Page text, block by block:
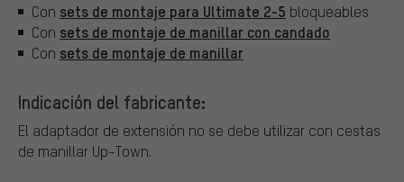
Con sets de montaje para Ultimate 2-5 bloqueables
Con sets de montaje de manillar con candado
Con sets de montaje de manillar
Indicación del fabricante:
El adaptador de extensión no se debe utilizar con cestas
de manillar Up-Town.